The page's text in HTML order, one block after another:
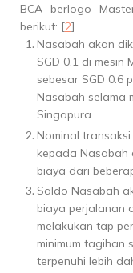
BCA berlogo
berikut: [2]
Nasabah akan
SGD 0.1 di
sebesar SGD 0.6
Nasabah selama
Singapura.
Nominal
kepada Nasabah
biaya dari
Saldo Nasabah
biaya perjalanan
melakukan tap
minimum tagihan
terpenuhi lebih